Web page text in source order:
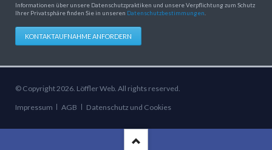
Informationen über unsere Datenschutzpraktiken und unsere Verpflichtung zum Schutz
Ihrer Privatsphäre finden Sie in unseren Datenschutzbestimmungen
KONTAKTAUFNAHME ANFORDERN
© Copyright 2026. Löffler Web. All rights reserved.
Navigation
Impressum AGB Datenschutz und Cookies